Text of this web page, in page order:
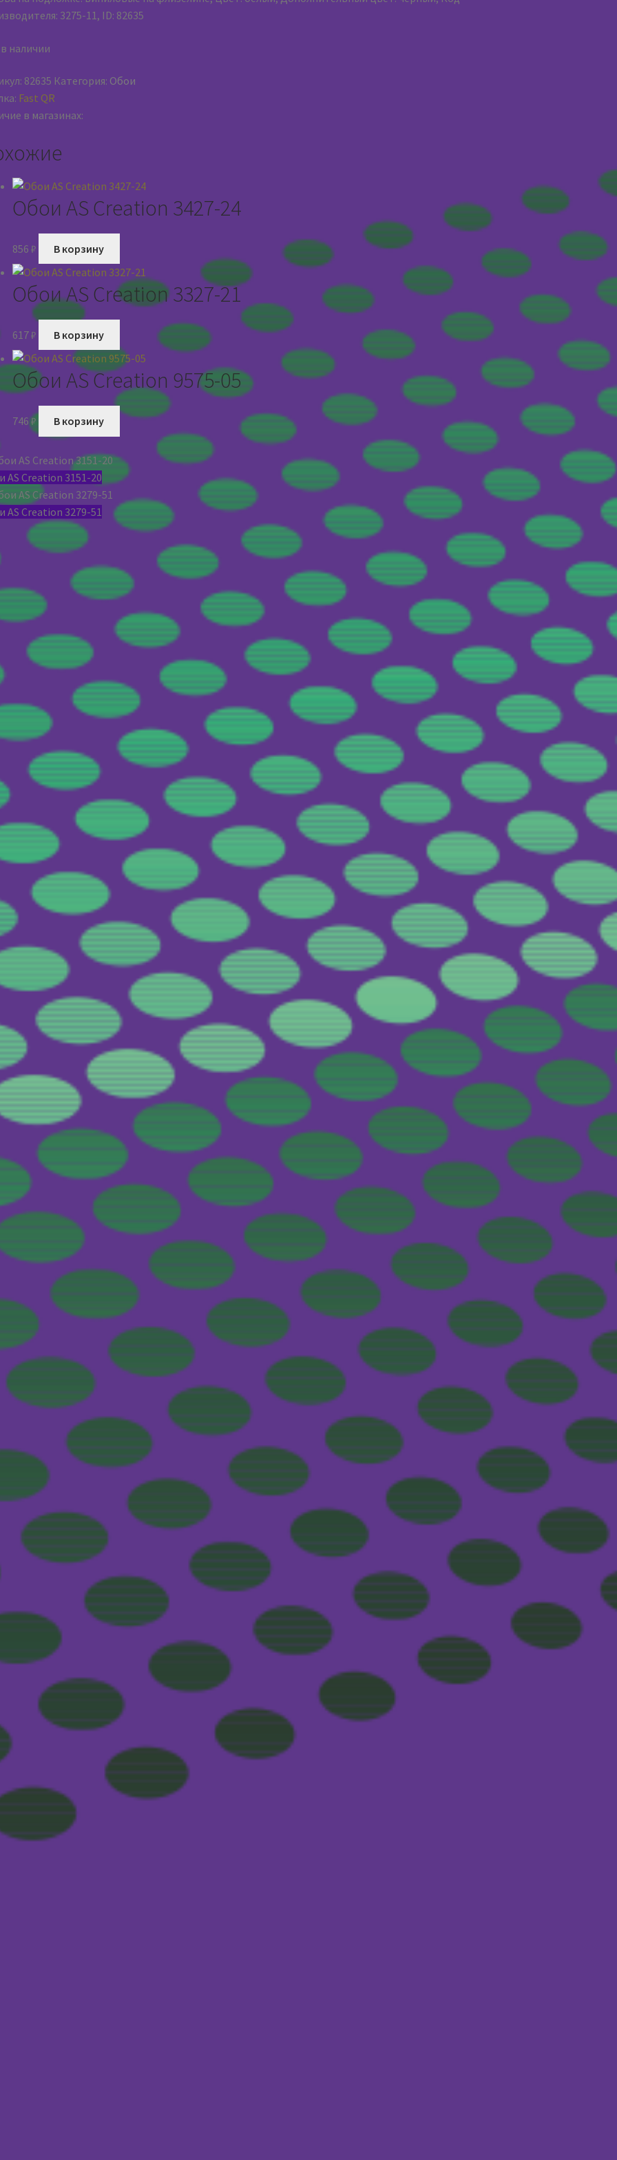
3275-11, ID: 82635
наличии
82635 Категория: Обои
Fast QR
в магазинах:
Обои AS Creation 3427-24
856 ₽ В корзину
Обои AS Creation 3327-21
617₽ В корзину
Обои AS Creation 9575-05
746₽ В корзину
AS Creation 3151-20
AS Creation 3279-51